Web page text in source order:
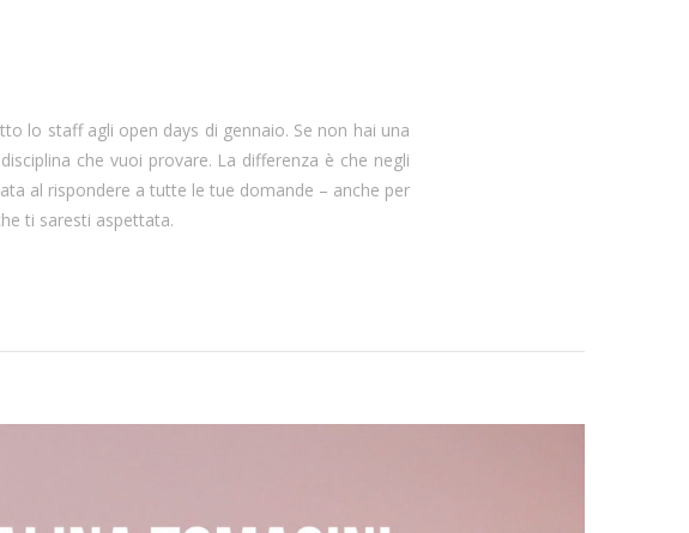
lo staff agli open days di gennaio. Se non hai una
che vuoi provare. La differenza è che negli
al rispondere a tutte le tue domande – anche per
ti saresti aspettata.